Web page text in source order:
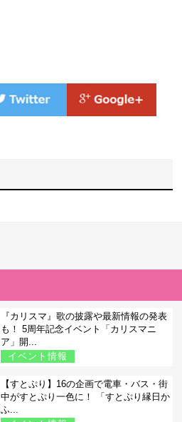
『カリスマ』歌の披露や最新情報の発表
も！ 5周年記念イベント「カリスマニ
ア」開...
イベント情報
【すとぷり】16の企画で電車・バス・街
中がすとぷり一色に！ 「すとぷり縁日か
ふ...